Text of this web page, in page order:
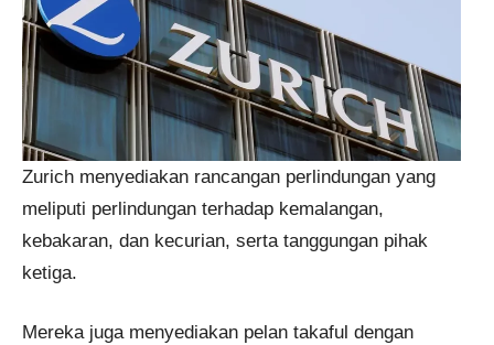
Zurich menyediakan rancangan perlindungan yang
meliputi perlindungan terhadap kemalangan,
kebakaran, dan kecurian, serta tanggungan pihak
ketiga.
Mereka juga menyediakan pelan takaful dengan